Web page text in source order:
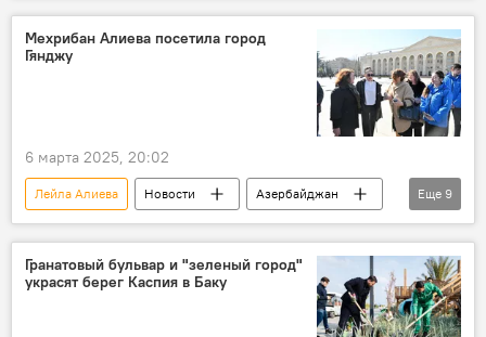
Министерство молодежи и спорта АР
Фарид Гаибов
Баку
Международный женский день
Мехрибан Алиева посетила город
Гянджу
6 марта 2025, 20:02
Лейла Алиева Новости
Азербайджан
Гянджа
Поездка
Первый вице-президент Азербайджана Мехрибан Алиева
Арзу Алиева
Школа
Мемориал
детский сад
Еще 9
Гранатовый бульвар и "зеленый город"
украсят берег Каспия в Баку